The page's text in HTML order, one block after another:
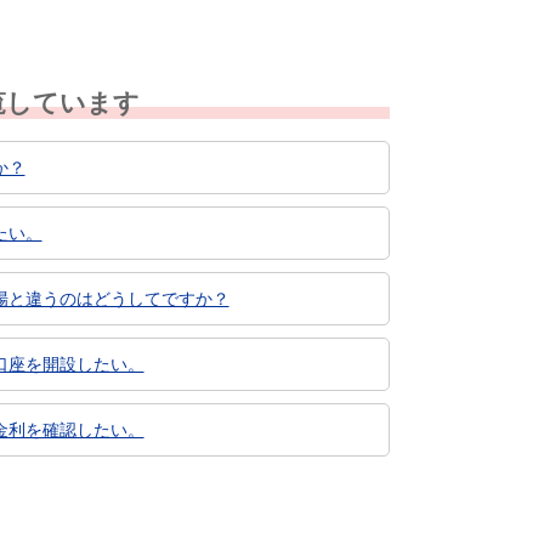
ています
？
。
違うのはどうしてですか？
を開設したい。
を確認したい。